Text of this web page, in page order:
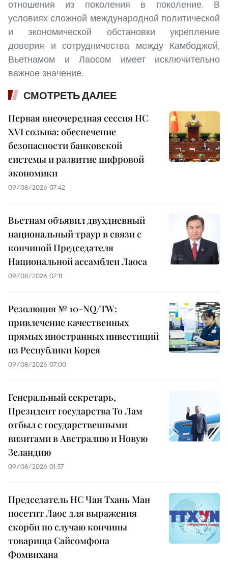
отношения из поколения в поколение. В
условиях сложной международной политической
и экономической обстановки укрепление
доверия и сотрудничества между Камбоджей,
Вьетнамом и Лаосом имеет исключительно
важное значение.
СМОТРЕТЬ ДАЛЕЕ
Первая внеочередная сессия НС
XVI созыва: обеспечение
безопасности банковской
системы и развитие цифровой
экономики
09/08/2026 07:42
Вьетнам объявил двухдневный
национальный траур в связи с
кончиной Председателя
Национальной ассамблеи Лаоса
09/08/2026 07:11
Резолюция № 10-NQ/TW:
привлечение качественных
прямых иностранных инвестиций
из Республики Корея
09/08/2026 07:00
Генеральный секретарь,
Президент государства То Лам
отбыл с государственными
визитами в Австралию и Новую
Зеландию
09/08/2026 01:57
Председатель НС Чан Тхань Ман
посетит Лаос для выражения
скорби по случаю кончины
товарища Сайсомфона
Фомвихана